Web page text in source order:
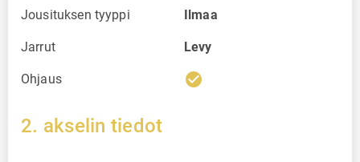
Jousituksen tyyppi Ilmaa
Jarrut Levy
Ohjaus check_circle
2. akselin tiedot